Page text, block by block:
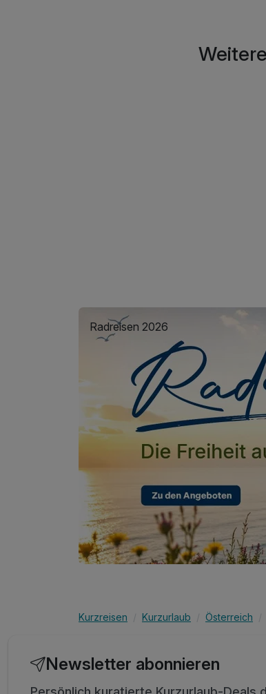
Radreisen 2026
Kurzreisen Kurzurlaub Österreich
Newsletter abonnieren